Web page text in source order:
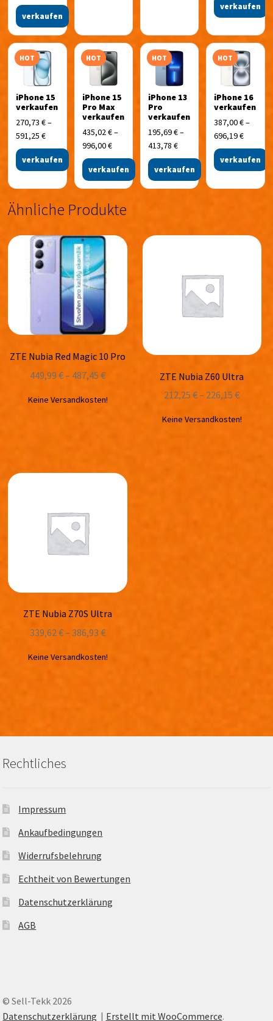
verkaufen
verkaufen
HOT
iPhone 15
verkaufen
270,73€–
591,25€
verkaufen
HOT
iPhone 15
Pro Max
verkaufen
435,02€–
996,00€
verkaufen
HOT
iPhone 13
Pro
verkaufen
195,69€–
413,78 €
verkaufen
HOT
iPhone 16
verkaufen
387,00€–
696,19€
verkaufen
Ähnliche Produkte
ZTE Nubia Red Magic 10 Pro
449,99€– 487,45€
Keine Versandkosten!
ZTE Nubia Z60 Ultra
212,25€– 226,15€
Keine Versandkosten!
ZTE Nubia Z70S Ultra
339,62€– 386,93€
Keine Versandkosten!
Rechtliches
Impressum
Ankaufbedingungen
Widerrufsbelehrung
Echtheit von Bewertungen
Datenschutzerklärung
AGB
© Sell-Tekk 2026
Datenschutzerklärung
Erstellt mit WooCommerce.